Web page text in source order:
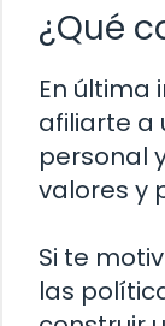
¿Qué
En última
afiliarte a
personal
valores y
Si te
las